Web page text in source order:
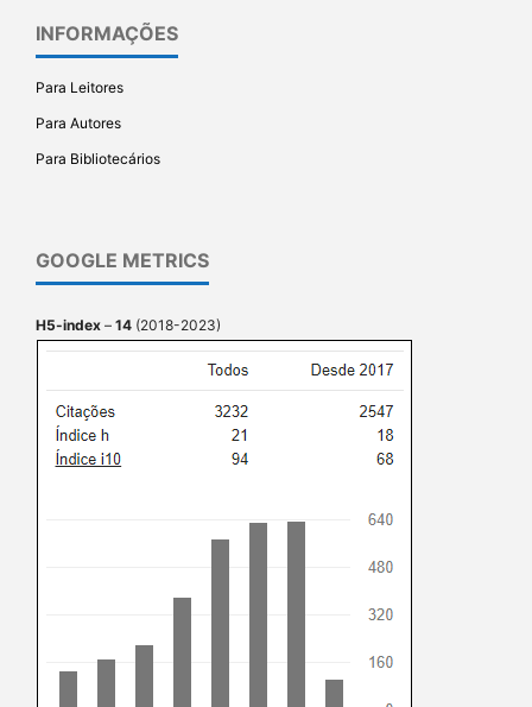
INFORMAÇÕES
Para Leitores
Para Autores
Para Bibliotecários
GOOGLE METRICS
H5-index – 14 (2018-2023)